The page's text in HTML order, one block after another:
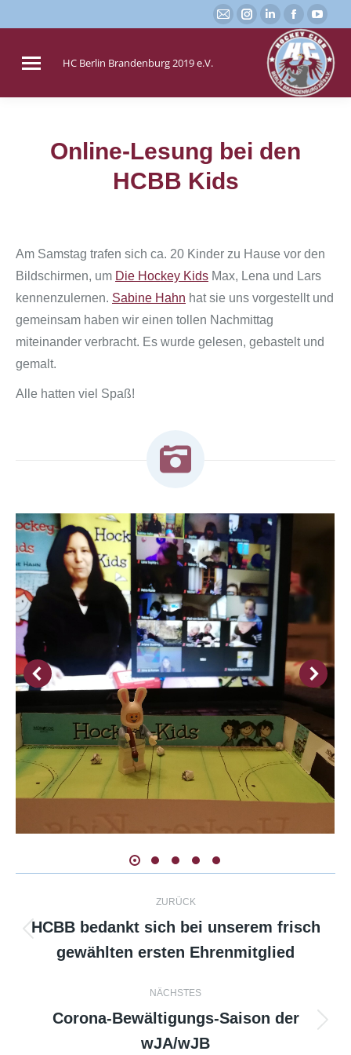
E-
in
Instagram
page
opens
new
Linkedin
page
opens
in
new
page
opens
in
new
in
new
HC Berlin Brandenburg 2019 e.V.
Online-Lesung bei den
HCBB Kids
Sie befinden sich hier:
Am Samstag trafen sich ca. 20 Kinder zu Hause vor den
Bildschirmen, um Die Hockey Kids Max, Lena und Lars
kennenzulernen. Sabine Hahn hat sie uns vorgestellt und
gemeinsam haben wir einen tollen Nachmittag
miteinander verbracht. Es wurde gelesen, gebastelt und
gemalt.
Alle hatten viel Spaß!
Kommentarnavigation
ZURÜCK
Beitrag:
HCBB bedankt sich bei unserem frisch
gewählten ersten Ehrenmitglied
NÄCHSTES
Nächster
Beitrag:
Corona-Bewältigungs-Saison der
wJA/wJB